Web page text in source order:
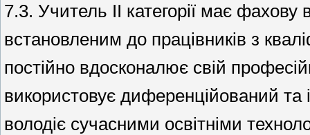
7.3. Учитель ІІ категорії має
встановленим до працівників з
постійно вдосконалює свій
використовує диференційований та
володіє сучасними освітніми